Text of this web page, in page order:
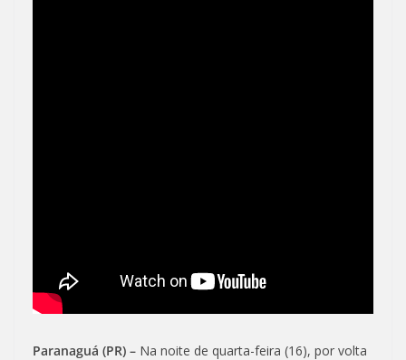
Paranaguá (PR) – Na noite de quarta-feira (16), por volta